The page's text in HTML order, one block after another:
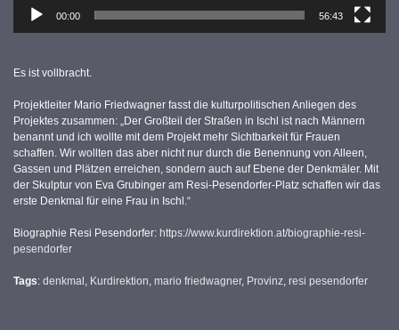
00:00 56:43
Es ist vollbracht.
Projektleiter Mario Friedwagner fasst die kulturpolitischen Anliegen des
Projektes zusammen: „Der Großteil der Straßen in Ischl ist nach Männern
benannt und ich wollte mit dem Projekt mehr Sichtbarkeit für Frauen
schaffen. Wir wollten das aber nicht nur durch die Benennung von Alleen,
Gassen und Plätzen erreichen, sondern auch auf Ebene der Denkmäler. Mit
der Skulptur von Eva Grubinger am Resi-Pesendorfer-Platz schaffen wir das
erste Denkmal für eine Frau in Ischl.“
Biographie Resi Pesendorfer: https://www.kurdirektion.at/biographie-resi-
pesendorfer
Tags: denkmal , Kurdirektion, mario friedwagner, Provinz, resi pesendorfer